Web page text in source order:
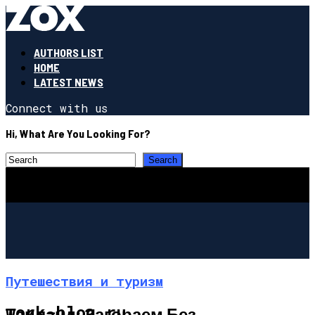
AUTHORS LIST
HOME
LATEST NEWS
Connect with us
Hi, What Are You Looking For?
Путешествия и туризм